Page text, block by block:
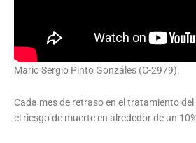
Mario Sergio Pinto Gonzáles (C-2979).
Cada mes de retraso en el tratamiento
el riesgo de muerte en alrededor de un